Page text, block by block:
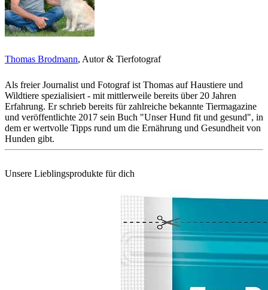
Thomas Brodmann, Autor & Tierfotograf
Als freier Journalist und Fotograf ist Thomas auf Haustiere und
Wildtiere spezialisiert - mit mittlerweile bereits über 20 Jahren
Erfahrung. Er schrieb bereits für zahlreiche bekannte Tiermagazine
und veröffentlichte 2017 sein Buch "Unser Hund fit und gesund", in
dem er wertvolle Tipps rund um die Ernährung und Gesundheit von
Hunden gibt.
Unsere Lieblingsprodukte für dich